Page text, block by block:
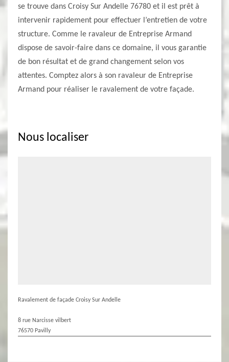
se trouve dans Croisy Sur Andelle 76780 et il est prêt à
intervenir rapidement pour effectuer l’entretien de votre
structure. Comme le ravaleur de Entreprise Armand
dispose de savoir-faire dans ce domaine, il vous garantie
de bon résultat et de grand changement selon vos
attentes. Comptez alors à son ravaleur de Entreprise
Armand pour réaliser le ravalement de votre façade.
Nous localiser
Ravalement de façade Croisy Sur Andelle
8 rue Narcisse vilbert
76570 Pavilly